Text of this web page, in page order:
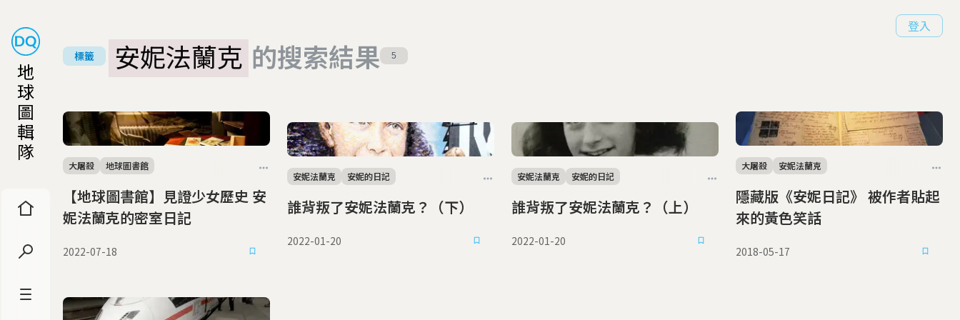
地
球
圖
輯
隊
登入
標籤 安妮法蘭克 的搜索結果 5
【地球圖書館】見證少女歷史 安
妮法蘭克的密室日記
大屠殺 地球圖書館
2022-07-18
誰背叛了安妮法蘭克？（下）
安妮法蘭克 安妮的日記
2022-01-20
誰背叛了安妮法蘭克？（上）
安妮法蘭克 安妮的日記
2022-01-20
隱藏版《安妮日記》 被作者貼起
來的黃色笑話
大屠殺 安妮法蘭克
2018-05-17